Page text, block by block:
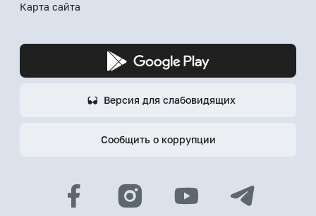
Карта сайта
Версия для слабовидящих
Сообщить о коррупции